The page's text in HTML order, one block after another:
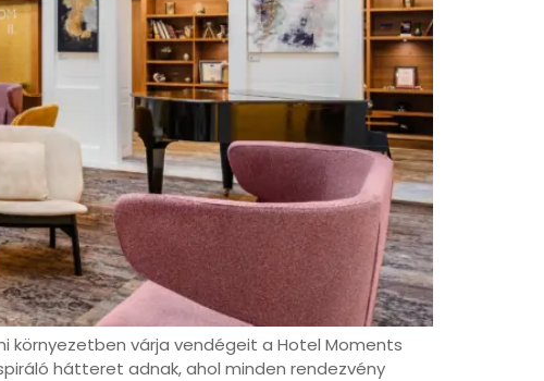
környezetben várja vendégeit a Hotel Moments
hátteret adnak, ahol minden rendezvény